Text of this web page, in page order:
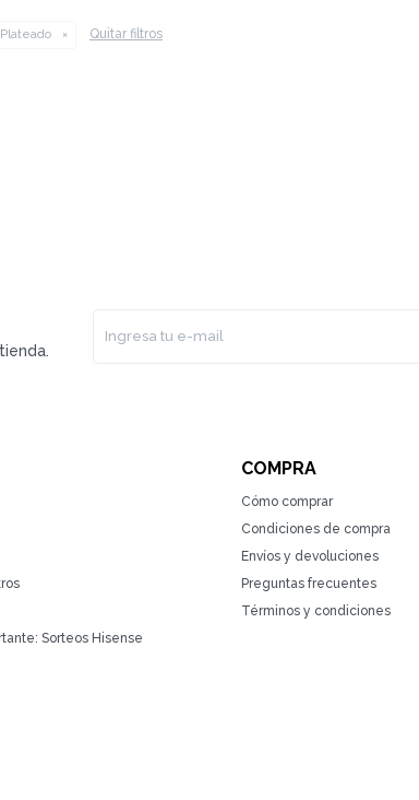
Plateado Quitar filtros
Sorteos Hisense
COMPRA
Cómo comprar
Condiciones de compra
Envíos y devoluciones
Preguntas frecuentes
Términos y condiciones